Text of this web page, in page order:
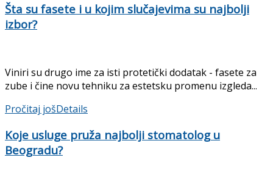
Šta su fasete i u kojim slučajevima su najbolji
izbor?
Viniri su drugo ime za isti protetički dodatak - fasete za
zube i čine novu tehniku za estetsku promenu izgleda...
Pročitaj jošDetails
Koje usluge pruža najbolji stomatolog u
Beogradu?